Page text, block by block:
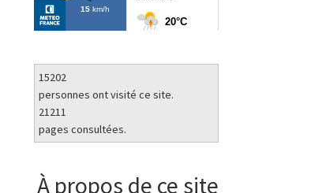
15202
personnes ont visité ce site.
21211
pages consultées.
À propos de ce site